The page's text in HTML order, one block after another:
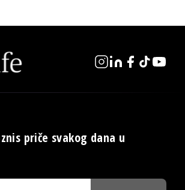
priče svakog dana u